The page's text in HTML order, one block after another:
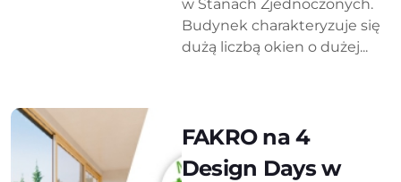
w Stanach Zjednoczonych.
Budynek charakteryzuje się
dużą liczbą okien o dużej...
FAKRO na 4
Design Days w